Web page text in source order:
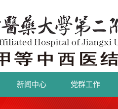
新闻中心 党群工作